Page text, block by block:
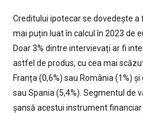
Creditului ipotecar se dovedește a
mai puțin luat în calcul în 2023 de
Doar 3% dintre intervievați ar fi
astfel de produs, cu cea mai
Franța (0,6%) sau România (1%)
sau Spania (5,4%). Segmentul de
șansă acestui instrument financiar